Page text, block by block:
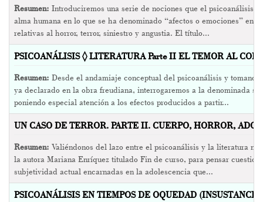
Resumen: Introduciremos una serie de nociones que el psicoanálisis
alma humana en lo que se ha denominado “afectos o emociones” en
relativas al horror, terror, siniestro y angustia. El título...
PSICOANÁLISIS ◊ LITERATURA Parte II EL TEMOR AL
Resumen: Desde el andamiaje conceptual del psicoanálisis y
ya declarado en la obra freudiana, interrogaremos a la denominada
poniendo especial atención a los efectos producidos a partir...
UN CASO DE TERROR. PARTE II. CUERPO, HORROR,
Resumen: Valiéndonos del lazo entre el psicoanálisis y la literatura
la autora Mariana Enríquez titulado Fin de curso, para pensar
subjetividad actual encarnadas en la adolescencia que...
PSICOANÁLISIS EN TIEMPOS DE OQUEDAD